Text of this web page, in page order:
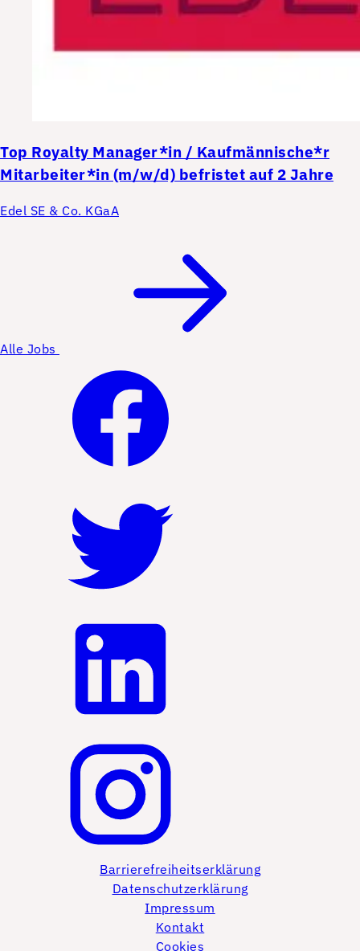
Top Royalty Manager*in / Kaufmännische*r
Mitarbeiter*in (m/w/d) befristet auf 2 Jahre
Edel SE & Co. KGaA
Alle Jobs
Barrierefreiheitserklärung
Datenschutzerklärung
Impressum
Kontakt
Cookies